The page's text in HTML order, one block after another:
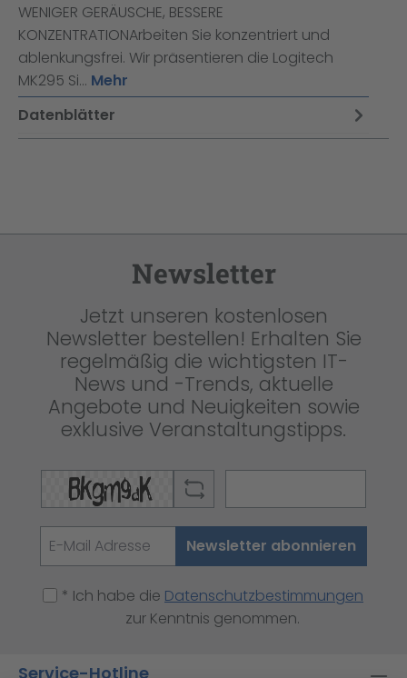
WENIGER GERÄUSCHE, BESSERE
KONZENTRATIONArbeiten Sie konzentriert und
ablenkungsfrei. Wir präsentieren die Logitech
MK295 Si… Mehr
Datenblätter
Newsletter
Jetzt unseren kostenlosen
Newsletter bestellen! Erhalten Sie
regelmäßig die wichtigsten IT-
News und -Trends, aktuelle
Angebote und Neuigkeiten sowie
exklusive Veranstaltungstipps.
Newsletter abonnieren
* Ich habe die Datenschutzbestimmungen
zur Kenntnis genommen.
Service-Hotline